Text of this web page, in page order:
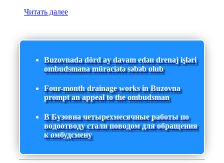
Читать далее
Buzovnada dörd ay davam edən drenaj işləri
ombudsmana müraciətə səbəb olub
Four-month drainage works in Buzovna
prompt an appeal to the ombudsman
В Бузовна четырехмесячные работы по
водоотводу стали поводом для обращения
к омбудсмену